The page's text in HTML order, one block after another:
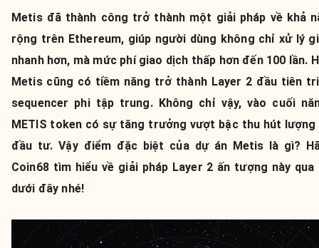
Metis đã thành công trở thành một giải pháp về khả
rộng trên Ethereum, giúp người dùng không chỉ xử lý
nhanh hơn, mà mức phí giao dịch thấp hơn đến 100 lần.
Metis cũng có tiềm năng trở thành Layer 2 đầu tiên
sequencer phi tập trung. Không chỉ vậy, vào cuối
METIS token có sự tăng trưởng vượt bậc thu hút lượng
đầu tư. Vậy điểm đặc biệt của dự án Metis là gì?
Coin68 tìm hiểu về giải pháp Layer 2 ấn tượng này qua
dưới đây nhé!